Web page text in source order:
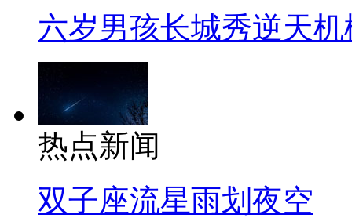
六岁男孩长城秀逆天机
热点新闻
双子座流星雨划夜空